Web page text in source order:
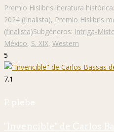
Premio Hislibris literatura histórica:
2024 (finalista), Premio Hislibris
(finalista)Subgéneros: Intriga-
México, S. XIX, Western
5
7.1
P. plebe
"Invencible" de Carlos